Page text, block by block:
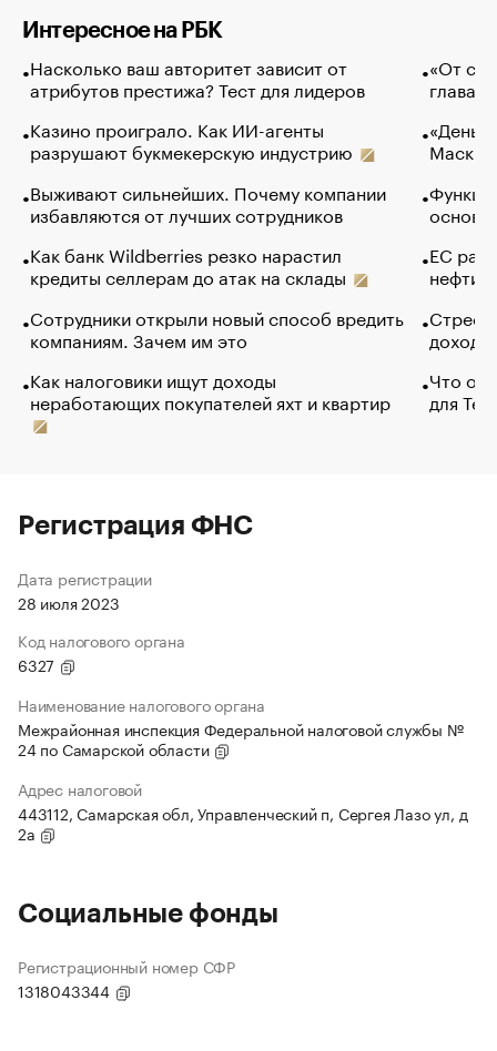
Интересное на РБК
Насколько ваш авторитет зависит от
атрибутов престижа? Тест для лидеров
Казино проиграло. Как ИИ-агенты
разрушают букмекерскую индустрию
Выживают сильнейших. Почему компании
избавляются от лучших сотрудников
Как банк Wildberries резко нарастил
кредиты селлерам до атак на склады
Сотрудники открыли новый способ вредить
компаниям. Зачем им это
Как налоговики ищут доходы
неработающих покупателей яхт и квартир
«От
глава
Маск в
основ
ЕС
нефти
Что
для
Регистрация ФНС
Дата регистрации
28 июля 2023
Код налогового органа
6327
Наименование налогового органа
Межрайонная инспекция Федеральной налоговой службы №
24 по Самарской области
Адрес налоговой
443112, Самарская обл, Управленческий п, Сергея Лазо ул, д
2а
Социальные фонды
Регистрационный номер СФР
1318043344